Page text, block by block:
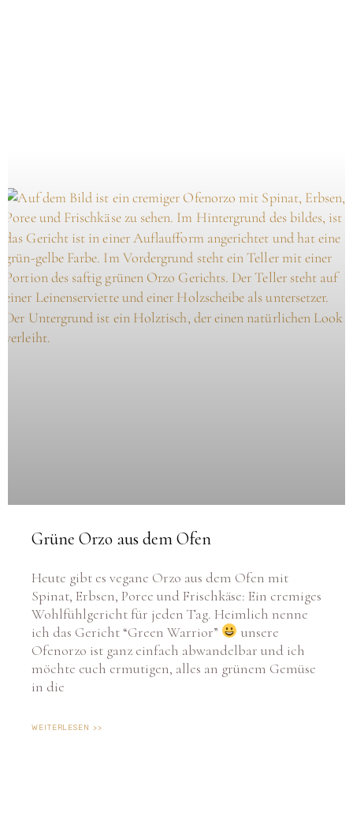
Grüne Orzo aus dem Ofen
Heute gibt es vegane Orzo aus dem Ofen mit
Spinat, Erbsen, Poree und Frischkäse: Ein cremiges
Wohlfühlgericht für jeden Tag. Heimlich nenne
ich das Gericht “Green Warrior”
unsere
Ofenorzo ist ganz einfach abwandelbar und ich
möchte euch ermutigen, alles an grünem Gemüse
in die
WEITERLESEN >>